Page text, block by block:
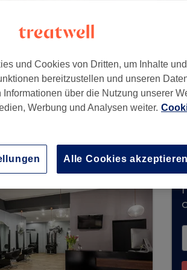
Buchungen über Treatwell
Nähe zu finden.
und Cookies von Dritten, um Inhalte
bereitzustellen und unseren
über die Nutzung unserer
Werbung und Analysen weiter.
Alle Cookies